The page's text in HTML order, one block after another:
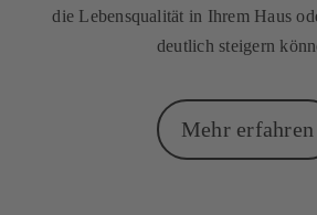
die Lebensqualität in Ihrem Haus
deutlich steigern
Mehr erfahren